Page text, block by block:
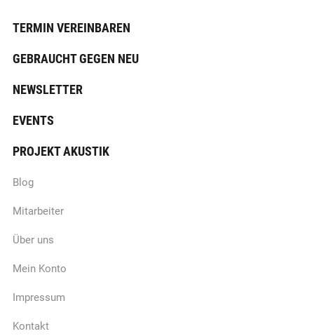
TERMIN VEREINBAREN
GEBRAUCHT GEGEN NEU
NEWSLETTER
EVENTS
PROJEKT AKUSTIK
Blog
Mitarbeiter
Über uns
Mein Konto
Impressum
Kontakt